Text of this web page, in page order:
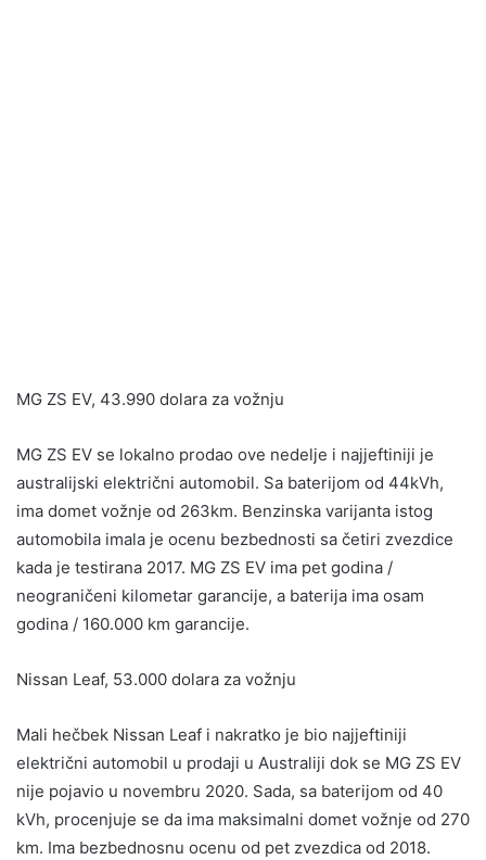
MG ZS EV, 43.990 dolara za vožnju
MG ZS EV se lokalno prodao ove nedelje i najjeftiniji je
australijski električni automobil. Sa baterijom od 44kVh,
ima domet vožnje od 263km. Benzinska varijanta istog
automobila imala je ocenu bezbednosti sa četiri zvezdice
kada je testirana 2017. MG ZS EV ima pet godina /
neograničeni kilometar garancije, a baterija ima osam
godina / 160.000 km garancije.
Nissan Leaf, 53.000 dolara za vožnju
Mali hečbek Nissan Leaf i nakratko je bio najjeftiniji
električni automobil u prodaji u Australiji dok se MG ZS EV
nije pojavio u novembru 2020. Sada, sa baterijom od 40
kVh, procenjuje se da ima maksimalni domet vožnje od 270
km. Ima bezbednosnu ocenu od pet zvezdica od 2018.